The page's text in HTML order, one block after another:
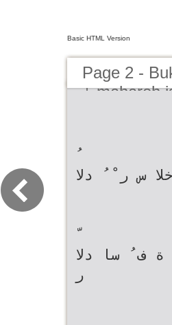
Basic HTML Version
Page 2 -
+ maharoh
س ر ْ ُ دلا
ة ف ُ سا دلا
ر